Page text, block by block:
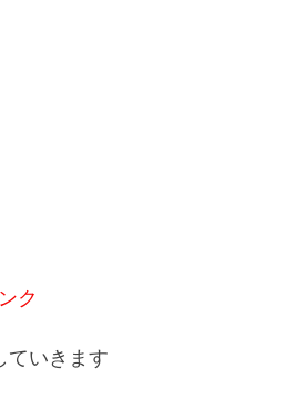
ク
ていきます